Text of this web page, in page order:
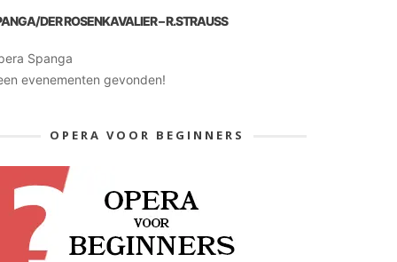
DER ROSENKAVALIER – R.STRAUSS
Spanga
evenementen gevonden!
OPERA VOOR BEGINNERS